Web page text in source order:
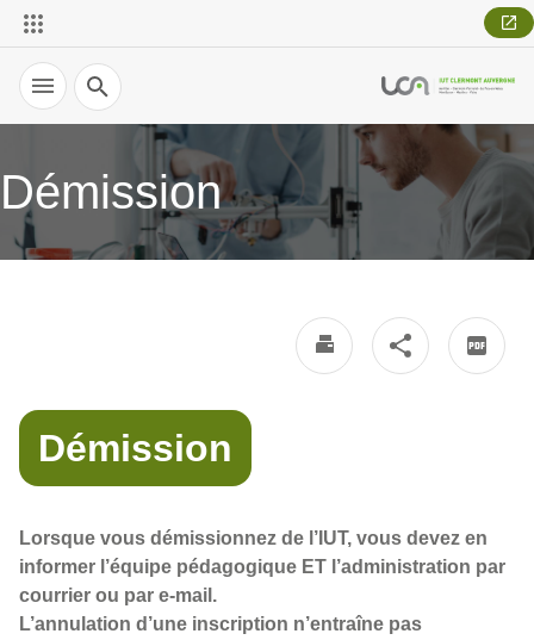
Recherche
Démission
Démission
Lorsque vous démissionnez de l’IUT, vous devez en
informer l’équipe pédagogique ET l’administration par
courrier ou par e-mail.
L’annulation d’une inscription n’entraîne pas